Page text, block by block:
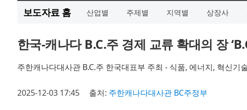
보도자료 홈 산업별 주제별 지역별 상장사
한국-캐나다 B.C.주 경제 교류 확대의 장
주한캐나다대사관 B.C.주 한국대표부 주최 - 식품, 에너지, 혁신기
2025-12-03 17:45 출처: 주한캐나다대사관 BC주정부